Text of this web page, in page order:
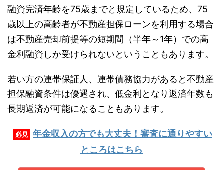
融資完済年齢を75歳までと規定しているため、75
歳以上の高齢者が不動産担保ローンを利用する場合
は不動産売却前提等の短期間（半年～1年）での高
金利融資しか受けられないということもあります。
若い方の連帯保証人、連帯債務協力があると不動産
担保融資条件は優遇され、低金利となり返済年数も
長期返済が可能になることもあります。
必見 年金収入の方でも大丈夫！審査に通りやすい
ところはこちら